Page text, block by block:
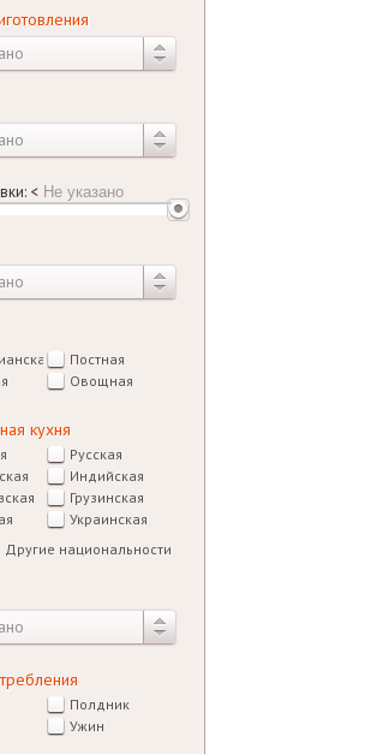
<
Постная
Овощная
кухня
Русская
Индийская
Грузинская
Украинская
Другие национальности
Полдник
Ужин